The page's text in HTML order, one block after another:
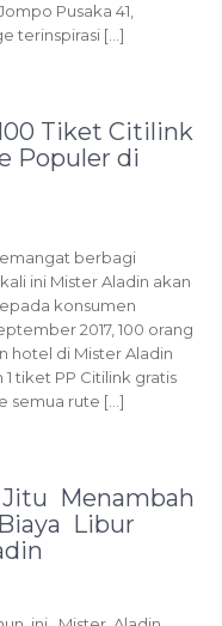
Pusaka 41,
terinspirasi […]
Tiket Citilink
Populer di
berbagi
ini Mister Aladin akan
konsumen
2017, 100 orang
hotel di Mister Aladin
tiket PP Citilink gratis
semua rute […]
Menambah
Libur